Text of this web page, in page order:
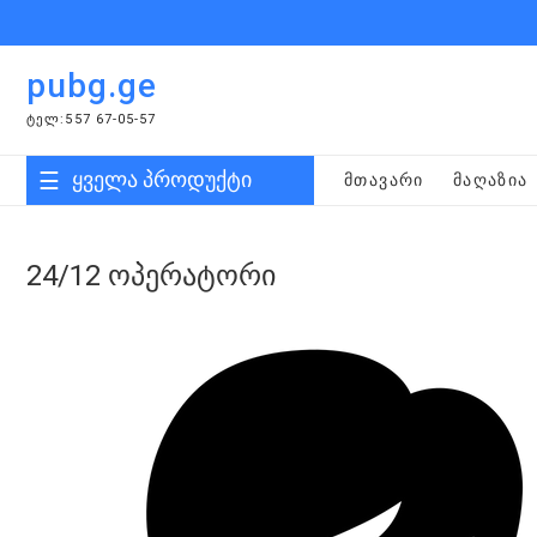
to
pubg.ge
ᲢᲔᲚ:557 67-05-57
ყველა პროდუქტი ᲛᲗᲐᲕᲐᲠᲘ ᲛᲐᲦᲐᲖᲘᲐ
24/12 ოპერატორი